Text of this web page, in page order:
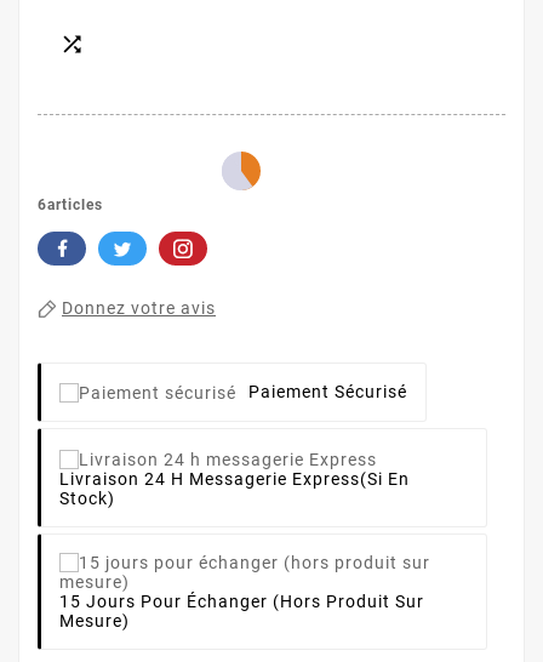

6articles
Donnez votre avis
Paiement Sécurisé
Livraison 24 H Messagerie Express(si En
Stock)
15 Jours Pour Échanger (hors Produit Sur
Mesure)